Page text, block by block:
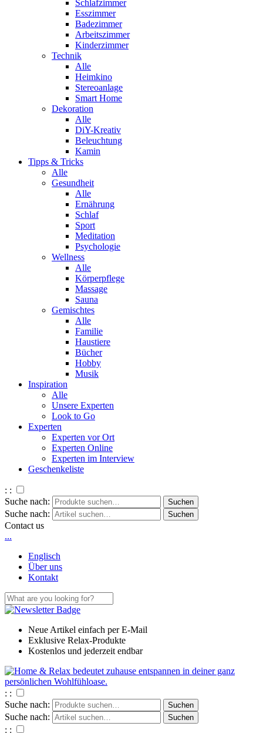
Schlafzimmer
Esszimmer
Badezimmer
Arbeitszimmer
Kinderzimmer
Technik
Alle
Heimkino
Stereoanlage
Smart Home
Dekoration
Alle
DiY-Kreativ
Beleuchtung
Kamin
Tipps & Tricks
Alle
Gesundheit
Alle
Ernährung
Schlaf
Sport
Meditation
Psychologie
Wellness
Alle
Körperpflege
Massage
Sauna
Gemischtes
Alle
Familie
Haustiere
Bücher
Hobby
Musik
Inspiration
Alle
Unsere Experten
Look to Go
Experten
Experten vor Ort
Experten Online
Experten im Interview
Geschenkeliste
: :
Suche nach:
Suche nach:
Contact us
...
Englisch
Über uns
Kontakt
Neue Artikel einfach per E-Mail
Exklusive Relax-Produkte
Kostenlos und jederzeit endbar
: :
Suche nach:
Suche nach:
: :